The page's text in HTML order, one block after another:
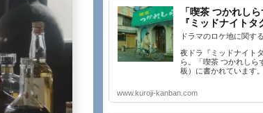
「喫茶 つかれし
『ミッドナイトタ
ドラマのロケ地に関す
夜ドラ『ミッドナイト
ら。「喫茶 つかれしら
板）に書かれています
www.kuroji-kanban.com